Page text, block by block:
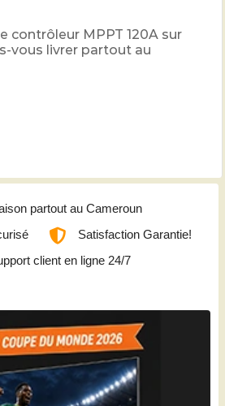
contrôleur MPPT 120A sur
vous livrer partout au
partout au Cameroun
Satisfaction Garantie!
client en ligne 24/7